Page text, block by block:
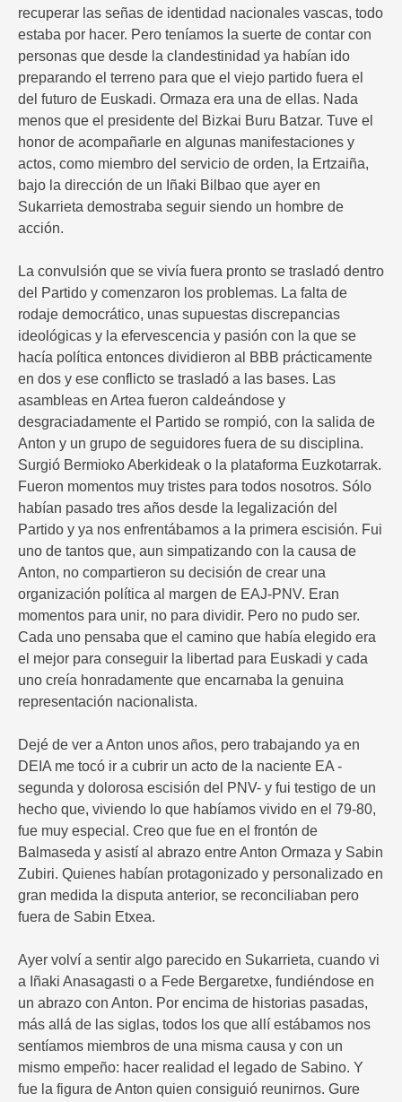
recuperar las señas de identidad nacionales vascas, todo
estaba por hacer. Pero teníamos la suerte de contar con
personas que desde la clandestinidad ya habían ido
preparando el terreno para que el viejo partido fuera el
del futuro de Euskadi. Ormaza era una de ellas. Nada
menos que el presidente del Bizkai Buru Batzar. Tuve el
honor de acompañarle en algunas manifestaciones y
actos, como miembro del servicio de orden, la Ertzaiña,
bajo la dirección de un Iñaki Bilbao que ayer en
Sukarrieta demostraba seguir siendo un hombre de
acción.
La convulsión que se vivía fuera pronto se trasladó dentro
del Partido y comenzaron los problemas. La falta de
rodaje democrático, unas supuestas discrepancias
ideológicas y la efervescencia y pasión con la que se
hacía política entonces dividieron al BBB prácticamente
en dos y ese conflicto se trasladó a las bases. Las
asambleas en Artea fueron caldeándose y
desgraciadamente el Partido se rompió, con la salida de
Anton y un grupo de seguidores fuera de su disciplina.
Surgió Bermioko Aberkideak o la plataforma Euzkotarrak.
Fueron momentos muy tristes para todos nosotros. Sólo
habían pasado tres años desde la legalización del
Partido y ya nos enfrentábamos a la primera escisión. Fui
uno de tantos que, aun simpatizando con la causa de
Anton, no compartieron su decisión de crear una
organización política al margen de EAJ-PNV. Eran
momentos para unir, no para dividir. Pero no pudo ser.
Cada uno pensaba que el camino que había elegido era
el mejor para conseguir la libertad para Euskadi y cada
uno creía honradamente que encarnaba la genuina
representación nacionalista.
Dejé de ver a Anton unos años, pero trabajando ya en
DEIA me tocó ir a cubrir un acto de la naciente EA -
segunda y dolorosa escisión del PNV- y fui testigo de un
hecho que, viviendo lo que habíamos vivido en el 79-80,
fue muy especial. Creo que fue en el frontón de
Balmaseda y asistí al abrazo entre Anton Ormaza y Sabin
Zubiri. Quienes habían protagonizado y personalizado en
gran medida la disputa anterior, se reconciliaban pero
fuera de Sabin Etxea.
Ayer volví a sentir algo parecido en Sukarrieta, cuando vi
a Iñaki Anasagasti o a Fede Bergaretxe, fundiéndose en
un abrazo con Anton. Por encima de historias pasadas,
más allá de las siglas, todos los que allí estábamos nos
sentíamos miembros de una misma causa y con un
mismo empeño: hacer realidad el legado de Sabino. Y
fue la figura de Anton quien consiguió reunirnos. Gure